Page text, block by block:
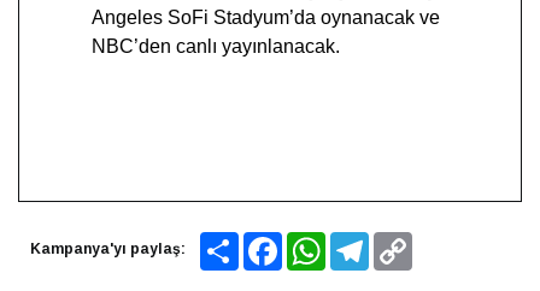
Angeles SoFi Stadyum’da oynanacak ve
NBC’den canlı yayınlanacak.
Kampanya'yı paylaş: Share FacebookWhatsAppTelegram